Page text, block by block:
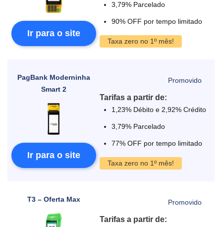
Ir para o site
3,79% Parcelado
90% OFF por tempo limitado
Taxa zero no 1º mês!
PagBank Moderninha
Smart 2
Ir para o site
Tarifas a partir de:
1,23% Débito e 2,92% Crédito
3,79% Parcelado
77% OFF por tempo limitado
Taxa zero no 1º mês!
T3 – Oferta Max
Tarifas a partir de: